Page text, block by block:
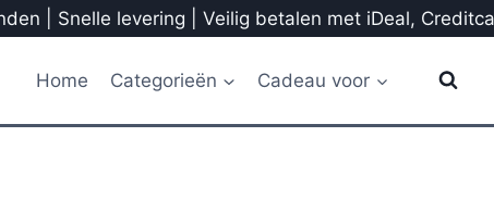
| Snelle levering | Veilig betalen met iDeal,
Home Categorieën Cadeau voor